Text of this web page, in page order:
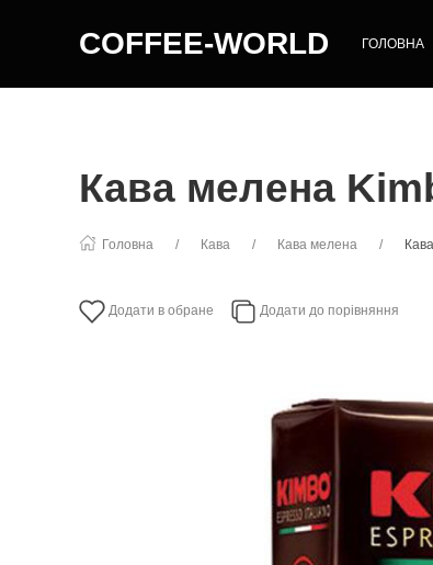
COFFEE-WORLD ГОЛОВНА
Кава мелена
Головна Кава Кава мелена
Додати в обране Додати до порівняння